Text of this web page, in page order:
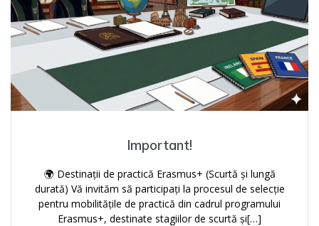
Important!
🌍 Destinații de practică Erasmus+ (Scurtă și lungă
durată) Vă invităm să participați la procesul de selecție
pentru mobilitățile de practică din cadrul programului
Erasmus+, destinate stagiilor de scurtă și[…]